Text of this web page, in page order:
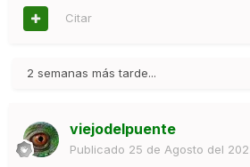
Citar
2 semanas más tarde...
viejodelpuente
Publicado 25 de Agosto del